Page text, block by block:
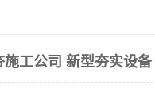
施工公司 新型夯实设备